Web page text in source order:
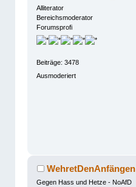
Alliterator
Bereichsmoderator
Forumsprofi
Beiträge: 3478
Ausmoderiert
WehretDenAnfängen
Gegen Hass und Hetze - NoAfD